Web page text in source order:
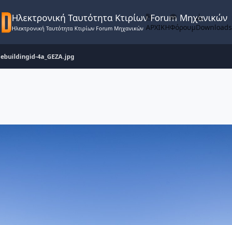
Ηλεκτρονική Ταυτότητα Κτιρίων Forum Μηχανικών
Ηλεκτρονική Ταυτότητα Κτιρίων Forum Μηχανικών ΑΡΧΙΚΗΦόρουμDownloads
ebuildingid-4a_GEZA.jpg